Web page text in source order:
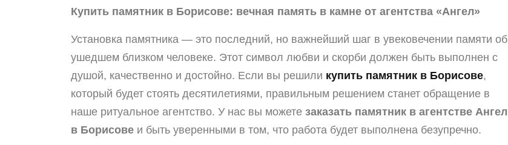
Купить памятник в Борисове: вечная память в камне от агентства «Ангел»
Установка памятника — это последний, но важнейший шаг в увековечении памяти об
ушедшем близком человеке. Этот символ любви и скорби должен быть выполнен с
душой, качественно и достойно. Если вы решили купить памятник в Борисове,
который будет стоять десятилетиями, правильным решением станет обращение в
наше ритуальное агентство. У нас вы можете заказать памятник в агентстве Ангел
в Борисове и быть уверенными в том, что работа будет выполнена безупречно.